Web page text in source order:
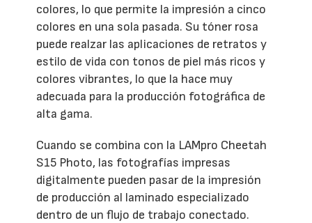
colores, lo que permite la impresión a cinco
colores en una sola pasada. Su tóner rosa
puede realzar las aplicaciones de retratos y
estilo de vida con tonos de piel más ricos y
colores vibrantes, lo que la hace muy
adecuada para la producción fotográfica de
alta gama.
Cuando se combina con la LAMpro Cheetah
S15 Photo, las fotografías impresas
digitalmente pueden pasar de la impresión
de producción al laminado especializado
dentro de un flujo de trabajo conectado.